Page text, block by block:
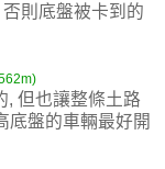
則底盤被卡到的
, 但也讓整條土路
底盤的車輛最好開